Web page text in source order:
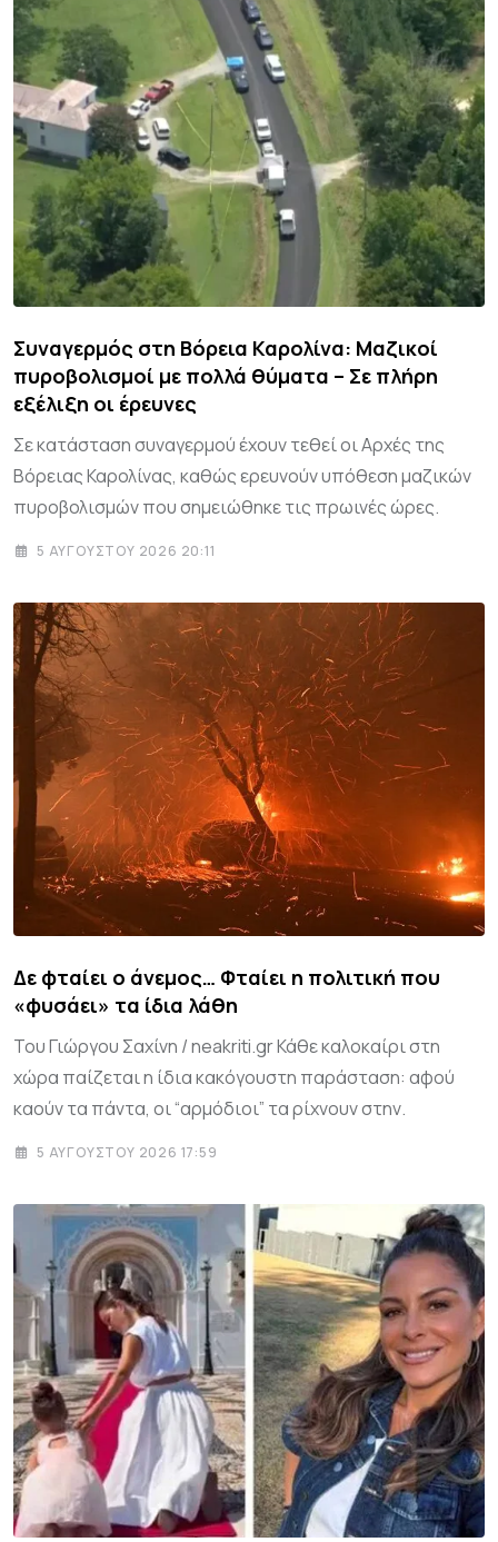
Συναγερμός στη Βόρεια Καρολίνα: Μαζικοί
πυροβολισμοί με πολλά θύματα – Σε πλήρη
εξέλιξη οι έρευνες
Σε κατάσταση συναγερμού έχουν τεθεί οι Αρχές της
Βόρειας Καρολίνας, καθώς ερευνούν υπόθεση μαζικών
πυροβολισμών που σημειώθηκε τις πρωινές ώρες.
5 ΑΥΓΟΎΣΤΟΥ 2026 20:11
Δε φταίει ο άνεμος… Φταίει η πολιτική που
«φυσάει» τα ίδια λάθη
Του Γιώργου Σαχίνη / neakriti.gr Κάθε καλοκαίρι στη
χώρα παίζεται η ίδια κακόγουστη παράσταση: αφού
καούν τα πάντα, οι “αρμόδιοι” τα ρίχνουν στην.
5 ΑΥΓΟΎΣΤΟΥ 2026 17:59